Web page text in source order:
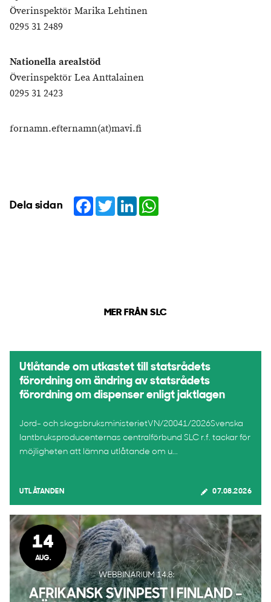
Överinspektör Marika Lehtinen
0295 31 2489
Nationella arealstöd
Överinspektör Lea Anttalainen
0295 31 2423
fornamn.efternamn(at)mavi.fi
Dela sidan Facebook
TwitterLinkedIn
MER FRÅN SLC
Utlåtande om utkastet till statsrådets
förordning om ändring av statsrådets
förordning om dispenser enligt jaktlagen
Jord- och skogsbruksministerietVN/20041/2026Svenska
lantbruksproducenternas centralförbund SLC r.f. tackar för
möjligheten att lämna utlåtande om u...
UTLÅTANDEN 07.08.2026
14
AUG.